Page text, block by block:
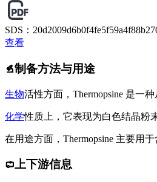
SDS：
查看
制备方法与用途
生物活性方面，Thermopsine 是一
化学性质上，它表现为白色结晶粉
在用途方面，Thermopsine 主要用
上下游信息